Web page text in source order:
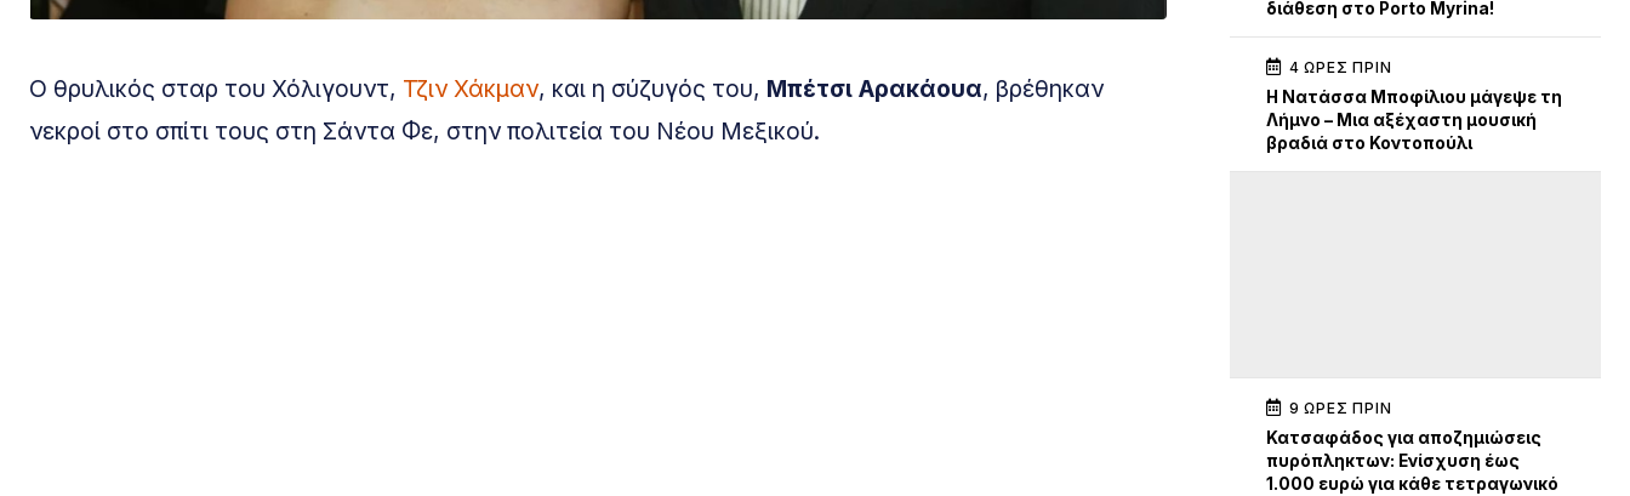
Ο θρυλικός σταρ του Χόλιγουντ, Τζιν Χάκμαν, και η σύζυγός του, Μπέτσι Αρακάουα, βρέθηκαν
νεκροί στο σπίτι τους στη Σάντα Φε, στην πολιτεία του Νέου Μεξικού.
διάθεση στο Porto Myrina!
4 ΏΡΕΣ ΠΡΙΝ
Η Νατάσσα Μποφίλιου μάγεψε τη
Λήμνο – Μια αξέχαστη μουσική
βραδιά στο Κοντοπούλι
9 ΏΡΕΣ ΠΡΙΝ
Κατσαφάδος για αποζημιώσεις
πυρόπληκτων: Ενίσχυση έως
1.000 ευρώ για κάθε τετραγωνικό